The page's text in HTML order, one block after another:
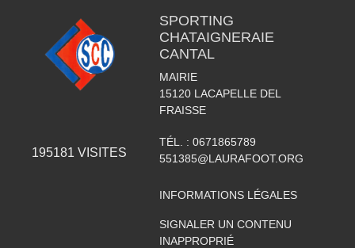
195181 VISITES
SPORTING
CHATAIGNERAIE
CANTAL
MAIRIE
15120 LACAPELLE DEL
FRAISSE
TÉL. : 0671865789
551385@LAURAFOOT.ORG
INFORMATIONS LÉGALES
SIGNALER UN CONTENU
INAPPROPRIÉ